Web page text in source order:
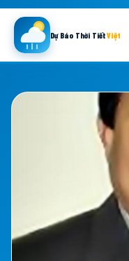
Dự Báo Thời TiếtViệt